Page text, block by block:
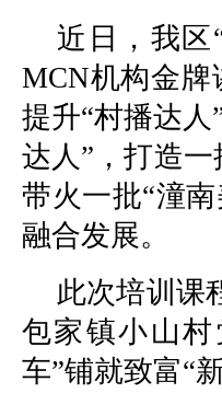
近日，我区
MCN机构金牌
提升“村播达
达人”，打造
带火一批“潼
融合发展。
此次培训课
包家镇小山
车”铺就致富“